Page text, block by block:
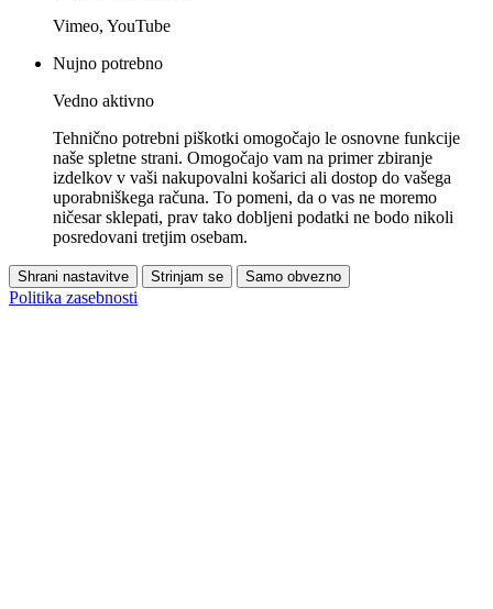
Vimeo, YouTube
Nujno potrebno
Vedno aktivno
Tehnično potrebni piškotki omogočajo le osnovne funkcije
naše spletne strani. Omogočajo vam na primer zbiranje
izdelkov v vaši nakupovalni košarici ali dostop do vašega
uporabniškega računa. To pomeni, da o vas ne moremo
ničesar sklepati, prav tako dobljeni podatki ne bodo nikoli
posredovani tretjim osebam.
Shrani nastavitve Strinjam se Samo obvezno
Politika zasebnosti